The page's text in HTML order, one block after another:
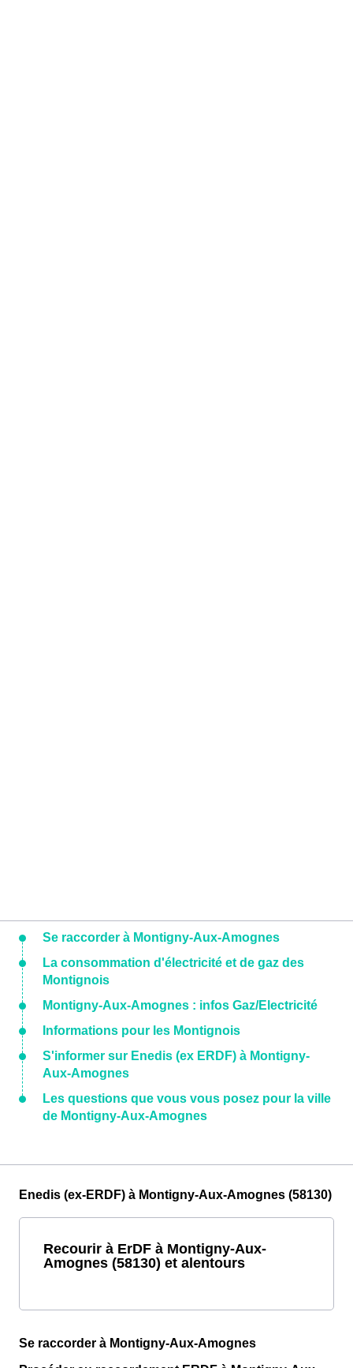
Se raccorder à Montigny-Aux-Amognes
La consommation d'électricité et de gaz des
Montignois
Montigny-Aux-Amognes : infos Gaz/Electricité
Informations pour les Montignois
S'informer sur Enedis (ex ERDF) à Montigny-
Aux-Amognes
Les questions que vous vous posez pour la ville
de Montigny-Aux-Amognes
Enedis (ex-ERDF) à Montigny-Aux-Amognes (58130)
Recourir à ErDF à Montigny-Aux-
Amognes (58130) et alentours
Se raccorder à Montigny-Aux-Amognes